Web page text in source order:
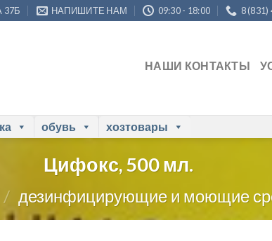
37Б НАПИШИТЕ НАМ 09:30 - 18:00 8 (831)
НАШИ КОНТАКТЫ
обувь хозтовары
Цифокс, 500 мл.
/ дезинфицирующие и моющие